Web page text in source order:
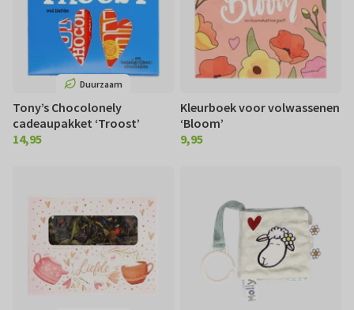
Duurzaam
Tony’s Chocolonely
cadeaupakket ‘Troost’
€ 14,95
14,95
Kleurboek voor volwassenen
‘Bloom’
€ 9,95
9,95